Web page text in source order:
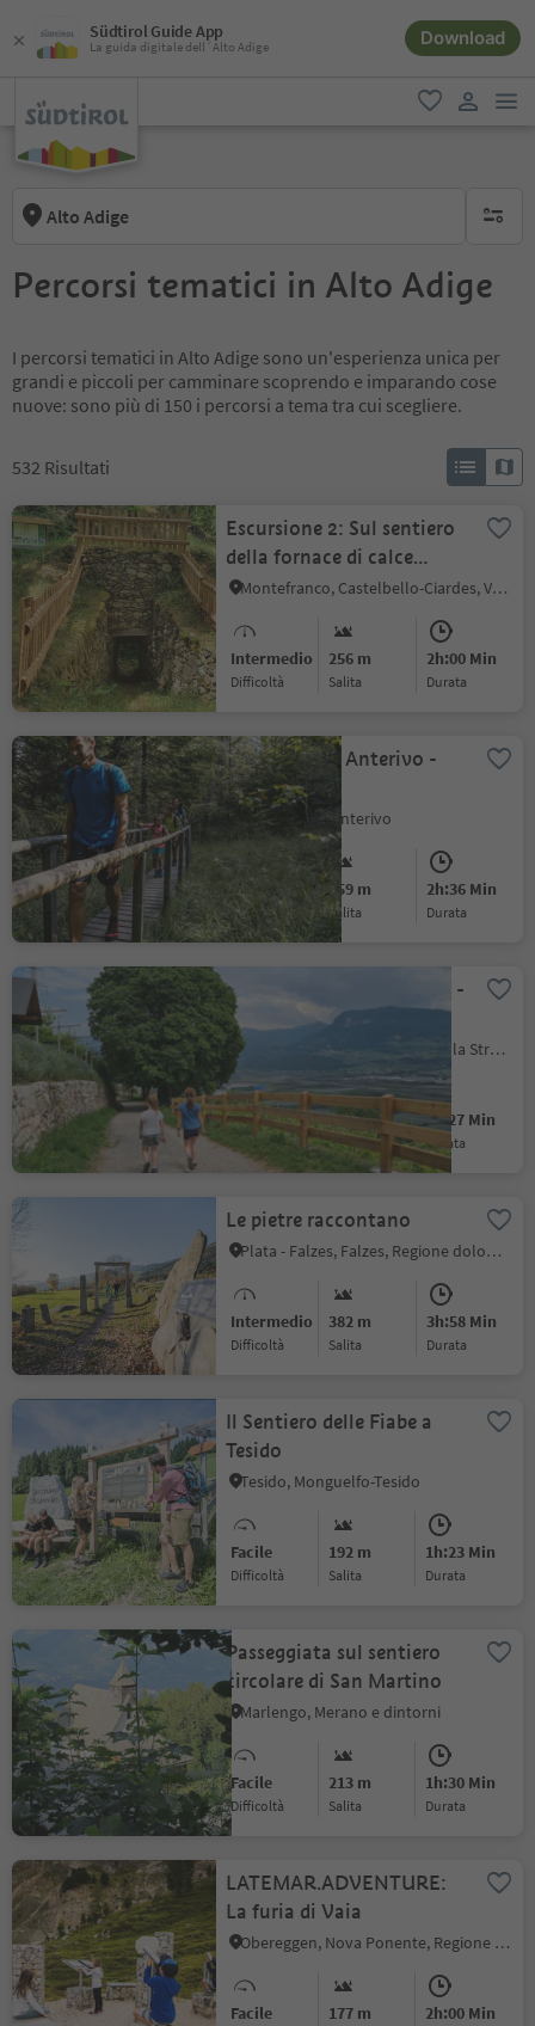
Südtirol Guide App
La guida digitale dell´Alto Adige Download
favoriti
Alto Adige
Percorsi tematici in Alto Adige
I percorsi tematici in Alto Adige sono un'esperienza unica per
grandi e piccoli per camminare scoprendo e imparando cose
nuove: sono più di 150 i percorsi a tema tra cui scegliere.
532 Risultati
Escursione 2: Sul sentiero
della fornace di calce
Kalkofenweg
Montefranco, Castelbello-Ciardes, Val Venosta
Intermedio
Difficoltà
256 m
Salita
2h:00 Min
durata
La mulatiera Anterivo -
Trodena
San Lugano, Anterivo
Intermedio
Difficoltà
359 m
Salita
2h:36 Min
durata
Murundum percorso nr. 4 -
Ronchi
Cortaccia s.S.d.V., Cortaccia sulla Strada del Vino, Strada del Vino
Facile 287 m
Salita
2h:27 Min
durata
Le pietre raccontano
Plata - Falzes, Falzes, Regione dolomitica Plan de Corones
Intermedio
Difficoltà
382 m
Salita
3h:58 Min
durata
Il Sentiero delle Fiabe a
Tesido
Tesido, Monguelfo-Tesido
Facile
Difficoltà
192 m
Salita
1h:23 Min
durata
Passeggiata sul sentiero
circolare di San Martino
Marlengo, Merano e dintorni
Facile
Difficoltà
213 m
Salita
1h:30 Min
durata
LATEMAR.ADVENTURE:
La furia di Vaia
Obereggen, Nova Ponente, Regione dolomitica Val d'Ega
Facile 177 m 2h:00 Min